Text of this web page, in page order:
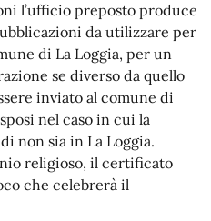
l’ufficio preposto produce
da utilizzare per
di La Loggia, per un
se diverso da quello
inviato al comune di
nel caso in cui la
non sia in La Loggia.
religioso, il certificato
che celebrerà il